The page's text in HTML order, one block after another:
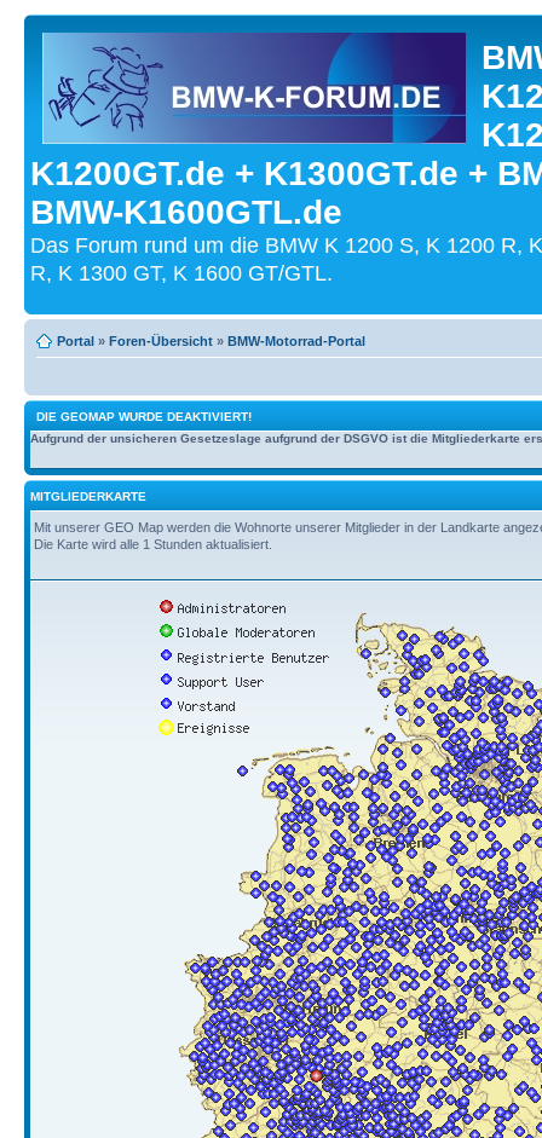
K1200GT.de + K1300GT.de +
BMW-K1600GTL.de
Das Forum rund um die BMW K 1200 S, K 1200 R,
R, K 1300 GT, K 1600 GT/GTL.
Portal » Foren-Übersicht » BMW-Motorrad-Portal
DIE GEOMAP WURDE DEAKTIVIERT!
Aufgrund der unsicheren Gesetzeslage aufgrund der DSGVO ist die Mitgliederkarte
MITGLIEDERKARTE
Mit unserer GEO Map werden die Wohnorte unserer Mitglieder in der Landkarte
Die Karte wird alle 1 Stunden aktualisiert.